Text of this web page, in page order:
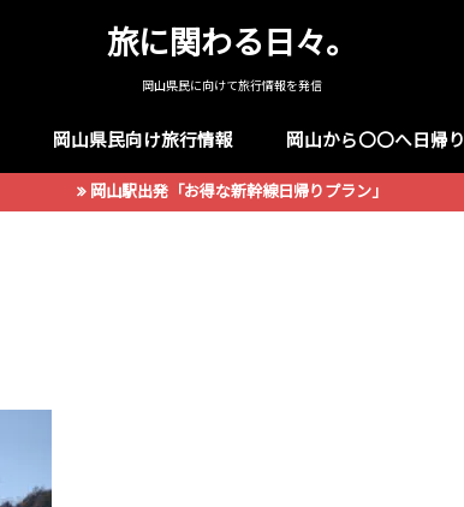
旅に関わる日々。
岡山県民に向けて旅行情報を発信
岡山県民向け旅行情報 岡山から〇〇へ日帰り
岡山駅出発「お得な新幹線日帰りプラン」